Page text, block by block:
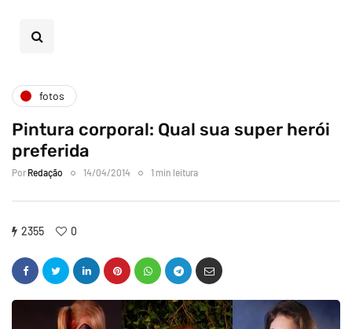
fotos
Pintura corporal: Qual sua super herói
preferida
Por Redação 14/04/2014 1 min leitura
2355 0